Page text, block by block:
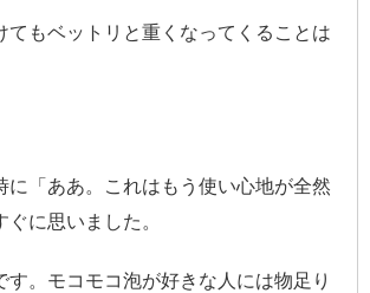
てもベットリと重くなってくることは
に「ああ。これはもう使い心地が全然
に思いました。
す。モコモコ泡が好きな人には物足り